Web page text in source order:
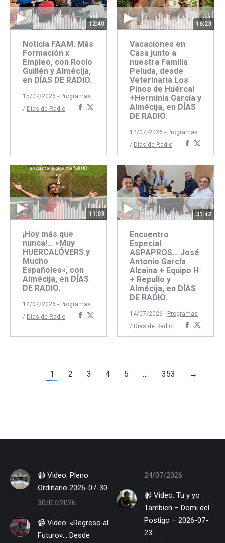
12:40
Noticia FAAM. Más
Formación x
Empleo, con Rocío
Guillén y Almécija,
en DÍAS DE RADIO.
15/07/2026 - Programas
/ Dias de Radio
Compartir
16:23
Vacaciones en
Casa junto a
nuestra Familia
Peluda, desde
Veterinaria Los
Pinos de Huércal
+Herminia García y
Almécija, en DÍAS
DE RADIO.
14/07/2026 - Programas
/ Dias de Radio
Compartir
concon
11:03
¡Hoy más que
nunca!… «Muy
HUERCALÓVERS y
Mucho
Españoles», con
Almécija, en DÍAS
DE RADIO.
14/07/2026 - Programas
/ Dias de Radio
Compartir
Facebook
Twitter
31:42
Encuentro
Especial
ASPAPROS… José
Antonio García
Alcaina + Equipo H
+ Repullo y
Almécija, en DÍAS
DE RADIO.
14/07/2026 - Programas
/ Dias de Radio
Compartir
concon
1 2 3 4 5 … 353 →
📹 Video: Pleno
Ordinario 2026-07-30
30/07/2026
📹 Video: «Regreso al
Futuro»… Desde
24/07/2026
📹 Video: Tu y yo
Tambien – Domi del
Postigo – 2026-07-
23